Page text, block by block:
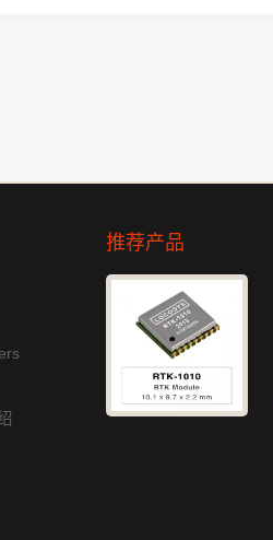
推荐产品
整的独
组，包
Airoha
接收电